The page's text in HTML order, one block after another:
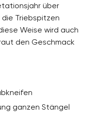
über
Triebspitzen
Weise wird auch
den Geschmack
ganzen Stängel